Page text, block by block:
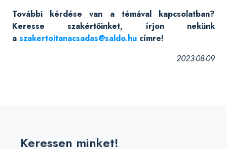
További kérdése van a témával kapcsolatban?
Keresse szakértőinket, írjon nekünk
a szakertoitanacsadas@saldo.hu címre!
2023-08-09
Keressen minket!